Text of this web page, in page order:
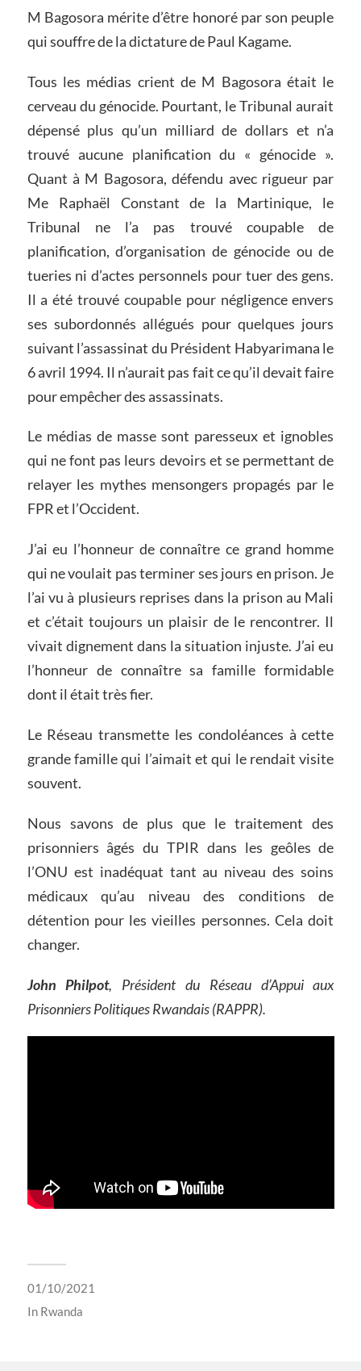
M Bagosora mérite d’être honoré par son peuple
qui souffre de la dictature de Paul Kagame.
Tous les médias crient de M Bagosora était le
cerveau du génocide. Pourtant, le Tribunal aurait
dépensé plus qu’un milliard de dollars et n’a
trouvé aucune planification du « génocide ».
Quant à M Bagosora, défendu avec rigueur par
Me Raphaël Constant de la Martinique, le
Tribunal ne l’a pas trouvé coupable de
planification, d’organisation de génocide ou de
tueries ni d’actes personnels pour tuer des gens.
Il a été trouvé coupable pour négligence envers
ses subordonnés allégués pour quelques jours
suivant l’assassinat du Président Habyarimana le
6 avril 1994. Il n’aurait pas fait ce qu’il devait faire
pour empêcher des assassinats.
Le médias de masse sont paresseux et ignobles
qui ne font pas leurs devoirs et se permettant de
relayer les mythes mensongers propagés par le
FPR et l’Occident.
J’ai eu l’honneur de connaître ce grand homme
qui ne voulait pas terminer ses jours en prison. Je
l’ai vu à plusieurs reprises dans la prison au Mali
et c’était toujours un plaisir de le rencontrer. Il
vivait dignement dans la situation injuste. J’ai eu
l’honneur de connaître sa famille formidable
dont il était très fier.
Le Réseau transmette les condoléances à cette
grande famille qui l’aimait et qui le rendait visite
souvent.
Nous savons de plus que le traitement des
prisonniers âgés du TPIR dans les geôles de
l’ONU est inadéquat tant au niveau des soins
médicaux qu’au niveau des conditions de
détention pour les vieilles personnes. Cela doit
changer.
John Philpot, Présidentdu Réseau d’Appui aux
PrisonniersPolitiquesRwandais (RAPPR).
01/10/2021
In Rwanda